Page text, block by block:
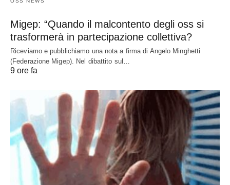
Migep: “Quando il malcontento degli oss si
trasformerà in partecipazione collettiva?
Riceviamo e pubblichiamo una nota a firma di Angelo Minghetti
(Federazione Migep). Nel dibattito sul…
9 ore fa